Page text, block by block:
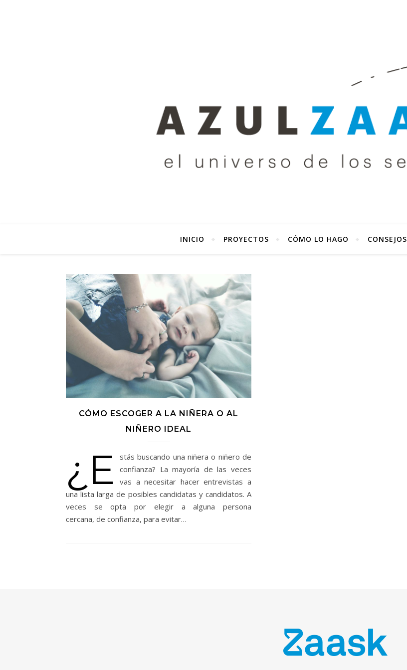
INICIO PROYECTOS CÓMO LO HAGO CONSEJOS
CÓMO ESCOGER A LA NIÑERA O AL
NIÑERO IDEAL
¿E
stás buscando una niñera o niñero de
confianza? La mayoría de las veces
vas a necesitar hacer entrevistas a
una lista larga de posibles candidatas y candidatos. A
veces se opta por elegir a alguna persona
cercana, de confianza, para evitar…